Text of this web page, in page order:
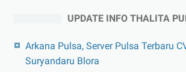
UPDATE INFO THALITA
Arkana Pulsa, Server Pulsa Terbaru
Suryandaru Blora